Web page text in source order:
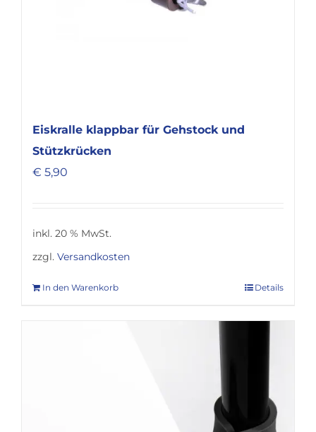
Eiskralle klappbar für Gehstock und
Stützkrücken
€ 5,90
inkl. 20 % MwSt.
zzgl. Versandkosten
In den Warenkorb Details